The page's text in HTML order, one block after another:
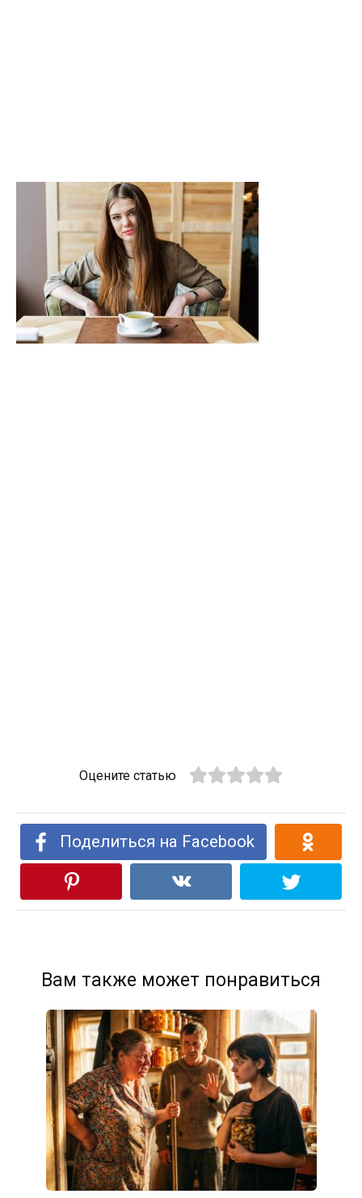
Оцените статью
Поделиться на Facebook
Вам также может понравиться